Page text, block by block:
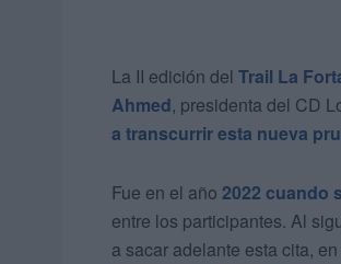
La II edición del Trail La
Ahmed, presidenta del CD
a transcurrir esta nueva
Fue en el año 2022 cuando
entre los participantes. Al
a sacar adelante esta cita,